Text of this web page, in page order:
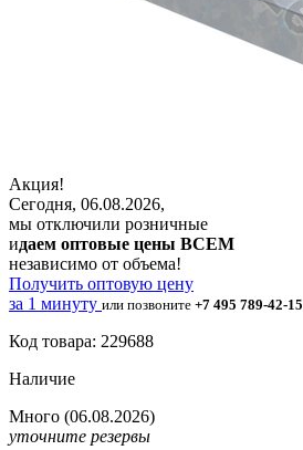
Акция!
Сегодня, 06.08.2026,
мы отключили розничные
идаем оптовые цены ВСЕМ
независимо от объема!
Получить оптовую цену
за 1 минуту или позвоните +7 495 789-42-15
Код товара: 229688
Наличие
Много (06.08.2026)
уточните резервы